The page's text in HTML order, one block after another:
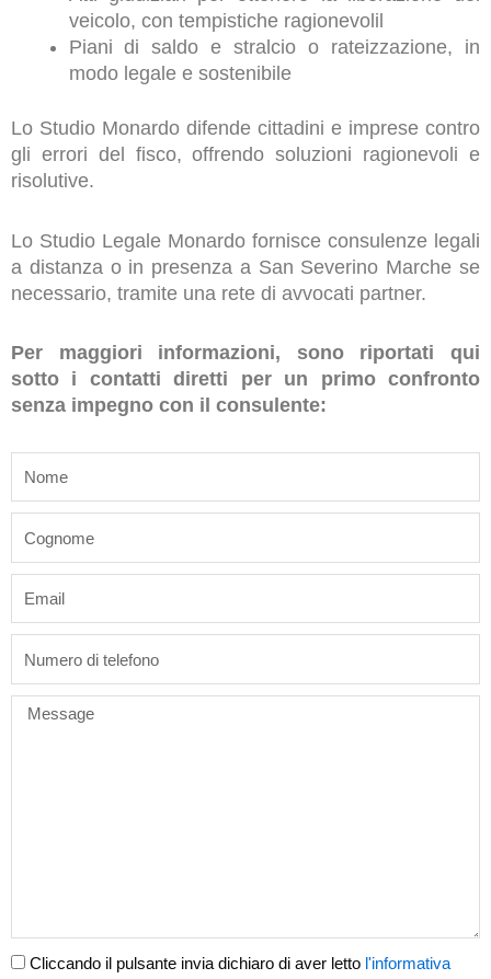
veicolo, con tempistiche ragionevolil
Piani di saldo e stralcio o rateizzazione, in
modo legale e sostenibile
Lo Studio Monardo difende cittadini e imprese contro
gli errori del fisco, offrendo soluzioni ragionevoli e
risolutive.
Lo Studio Legale Monardo fornisce consulenze legali
a distanza o in presenza a San Severino Marche se
necessario, tramite una rete di avvocati partner.
Per maggiori informazioni, sono riportati qui
sotto i contatti diretti per un primo confronto
senza impegno con il consulente:
Message
Cliccando il pulsante invia dichiaro di aver letto l'informativa